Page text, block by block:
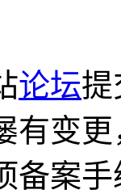
论坛提
有变
备案